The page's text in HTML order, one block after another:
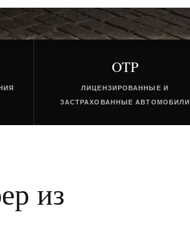
OTP
ЛИЦЕНЗИРОВАННЫЕ И
ЗАСТРАХОВАННЫЕ АВТОМОБИЛИ
из